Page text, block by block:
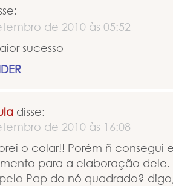
de 2010 às 05:52
sucesso
disse:
de 2010 às 16:08
o colar!! Porém ñ consegui
para a elaboração dele.
Pap do nó quadrado?